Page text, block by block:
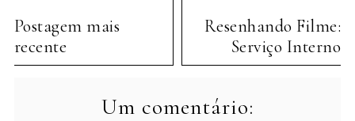
Postagem mais
recente
Resenhando Filme:
Serviço Interno
Um comentário: